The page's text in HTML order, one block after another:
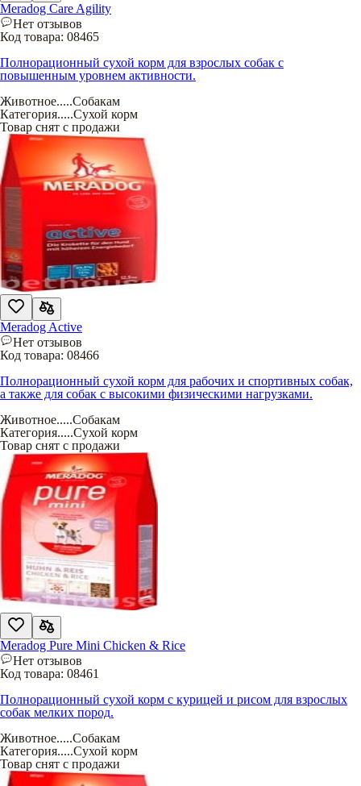
Meradog Care Agility
Нет отзывов
Код товара: 08465
Полнорационный сухой корм для взрослых собак с
повышенным уровнем активности.
Животное.....Собакам
Категория.....Сухой корм
Товар снят с продажи
Meradog Active
Нет отзывов
Код товара: 08466
Полнорационный сухой корм для рабочих и спортивных собак,
а также для собак с высокими физическими нагрузками.
Животное.....Собакам
Категория.....Сухой корм
Товар снят с продажи
Meradog Pure Mini Chicken & Rice
Нет отзывов
Код товара: 08461
Полнорационный сухой корм с курицей и рисом для взрослых
собак мелких пород.
Животное.....Собакам
Категория.....Сухой корм
Товар снят с продажи